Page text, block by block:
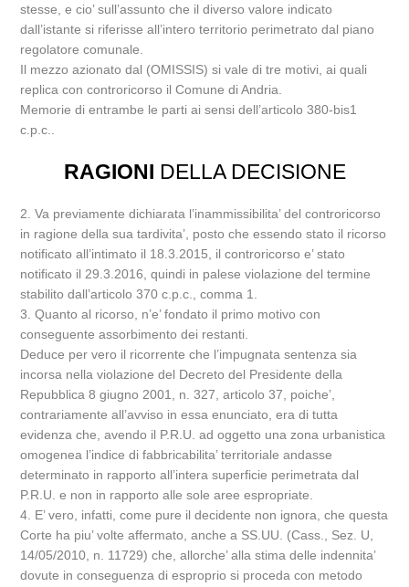
stesse, e cio’ sull’assunto che il diverso valore indicato
dall’istante si riferisse all’intero territorio perimetrato dal piano
regolatore comunale.
Il mezzo azionato dal (OMISSIS) si vale di tre motivi, ai quali
replica con controricorso il Comune di Andria.
Memorie di entrambe le parti ai sensi dell’articolo 380-bis1
c.p.c..
RAGIONI DELLA DECISIONE
2. Va previamente dichiarata l’inammissibilita’ del controricorso
in ragione della sua tardivita’, posto che essendo stato il ricorso
notificato all’intimato il 18.3.2015, il controricorso e’ stato
notificato il 29.3.2016, quindi in palese violazione del termine
stabilito dall’articolo 370 c.p.c., comma 1.
3. Quanto al ricorso, n’e’ fondato il primo motivo con
conseguente assorbimento dei restanti.
Deduce per vero il ricorrente che l’impugnata sentenza sia
incorsa nella violazione del Decreto del Presidente della
Repubblica 8 giugno 2001, n. 327, articolo 37, poiche’,
contrariamente all’avviso in essa enunciato, era di tutta
evidenza che, avendo il P.R.U. ad oggetto una zona urbanistica
omogenea l’indice di fabbricabilita’ territoriale andasse
determinato in rapporto all’intera superficie perimetrata dal
P.R.U. e non in rapporto alle sole aree espropriate.
4. E’ vero, infatti, come pure il decidente non ignora, che questa
Corte ha piu’ volte affermato, anche a SS.UU. (Cass., Sez. U,
14/05/2010, n. 11729) che, allorche’ alla stima delle indennita’
dovute in conseguenza di esproprio si proceda con metodo